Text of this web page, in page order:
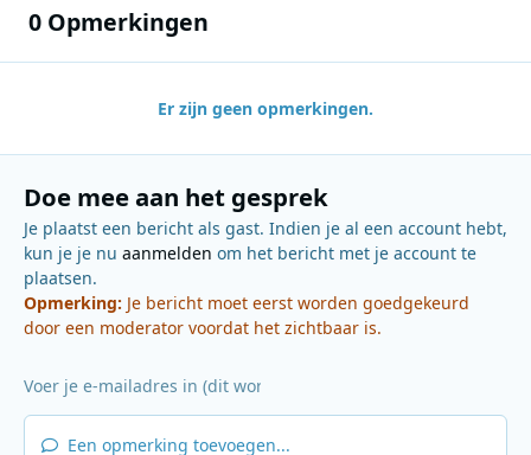
0 Opmerkingen
Er zijn geen opmerkingen.
Doe mee aan het gesprek
Je plaatst een bericht als gast. Indien je al een account hebt,
kun je je nu aanmelden om het bericht met je account te
plaatsen.
Opmerking: Je bericht moet eerst worden goedgekeurd
door een moderator voordat het zichtbaar is.
Een opmerking toevoegen...